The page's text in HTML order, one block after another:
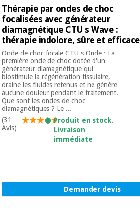
jeux
Armoires
sanitaires
Vétérinaire
Orthopédie
Instruments
chirurgicaux
(déstockage)
Aérobic,
fitness
et
pilates
Sports
et
jeux
Thérapie par ondes de choc
focalisées avec générateur
diamagnétique CTU s Wave :
thérapie indolore, sûre et efficace
Onde de choc focale CTU s Onde : La
première onde de choc dotée d'un
générateur diamagnétique qui
biostimule la régénération tissulaire,
draine les fluides retenus et ne génère
aucune douleur pendant le traitement.
Que sont les ondes de choc
diamagnétiques ? Le ...
(31
Avis)
Produit en stock.
Livraison
immédiate
Demander devis